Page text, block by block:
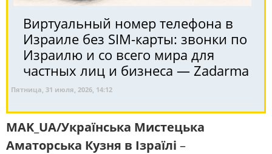
Виртуальный номер телефона в
Израиле без SIM-карты: звонки по
Израилю и со всего мира для
частных лиц и бизнеса — Zadarma
Пятница, 31 июля, 2026, 14:12
MAK_UA/Українська Мистецька
Аматорська Кузня в Ізраїлі –